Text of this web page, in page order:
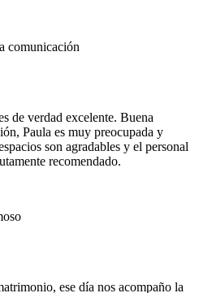
comunicación
de verdad excelente. Buena
Paula es muy preocupada y
son agradables y el personal
recomendado.
ese día nos acompaño la